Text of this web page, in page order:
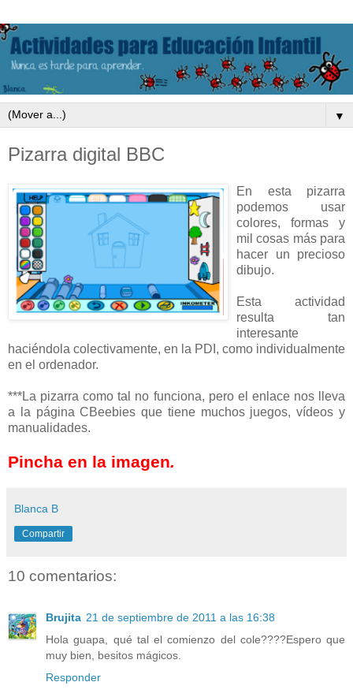
▼
Pizarra digital BBC
En esta pizarra
podemos usar
colores, formas y
mil cosas más para
hacer un precioso
dibujo.
Esta actividad
resulta tan
interesante
haciéndola colectivamente, en la PDI, como individualmente
en el ordenador.
***La pizarra como tal no funciona, pero el enlace nos lleva
a la página CBeebies que tiene muchos juegos, vídeos y
manualidades.
Pincha en la imagen.
Blanca B
Compartir
10 comentarios:
Brujita 21 de septiembre de 2011 a las 16:38
Hola guapa, qué tal el comienzo del cole????Espero que
muy bien, besitos mágicos.
Responder